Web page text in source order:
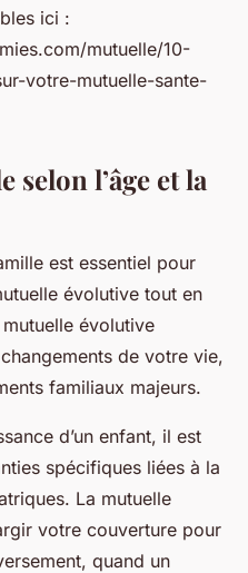
ici :
mutuelle/10-
votre-mutuelle-sante-
selon l’âge et la
est essentiel pour
évolutive tout en
évolutive
de votre vie,
familiaux majeurs.
d’un enfant, il est
spécifiques liées à la
La mutuelle
votre couverture pour
quand un